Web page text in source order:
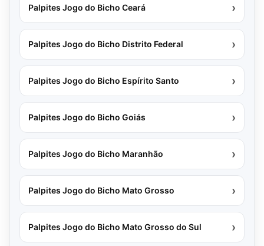
Palpites Jogo do Bicho Ceará ›
Palpites Jogo do Bicho Distrito Federal ›
Palpites Jogo do Bicho Espírito Santo ›
Palpites Jogo do Bicho Goiás ›
Palpites Jogo do Bicho Maranhão ›
Palpites Jogo do Bicho Mato Grosso ›
Palpites Jogo do Bicho Mato Grosso do Sul ›